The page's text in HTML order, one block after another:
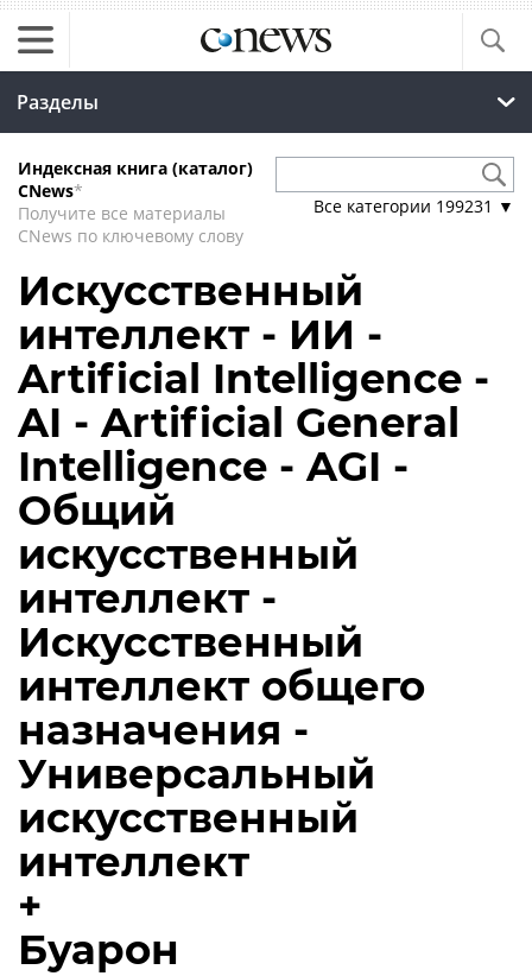
Разделы
Индексная книга (каталог)
CNews*
Получите все материалы
CNews по ключевому слову
Все категории 199231 ▼
Искусственный
интеллект - ИИ -
Artificial Intelligence -
AI - Artificial General
Intelligence - AGI -
Общий
искусственный
интеллект -
Искусственный
интеллект общего
назначения -
Универсальный
искусственный
интеллект
+
Буарон